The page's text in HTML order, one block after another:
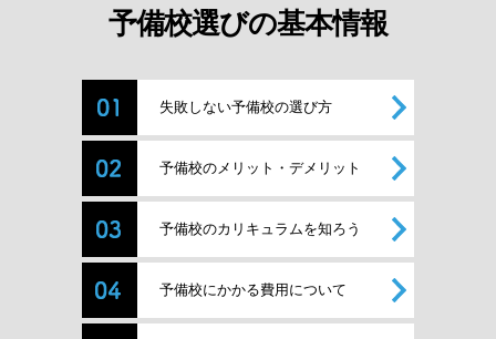
予備校選びの基本情報
失敗しない予備校の選び方
予備校のメリット・デメリット
予備校のカリキュラムを知ろう
予備校にかかる費用について